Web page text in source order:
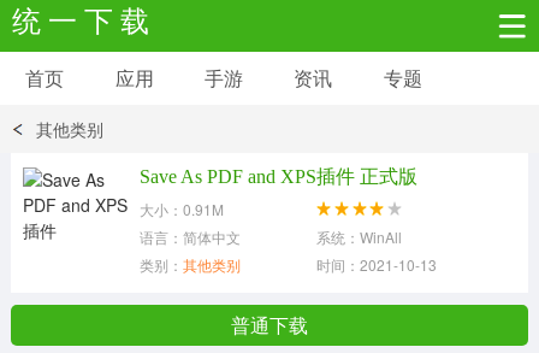
统 一 下 载
安卓应用 安卓游戏
首页 应用 手游 资讯 专题
其他类别
Save As PDF and XPS插件 正式版
大小：0.91M
语言：简体中文
系统：WinAll
类别： 其他类别 时间：2021-10-13
普通下载